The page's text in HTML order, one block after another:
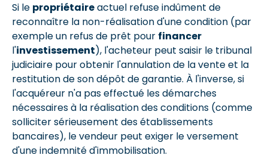
Si le propriétaireactuel refuse indûment de
reconnaître la non-réalisation d'une condition (par
exemple un refus de prêt pour financer
l'investissement), l'acheteur peut saisir le tribunal
judiciaire pour obtenir l'annulation de la vente et la
restitution de son dépôt de garantie. À l'inverse, si
l'acquéreur n'a pas effectué les démarches
nécessaires à la réalisation des conditions (comme
solliciter sérieusement des établissements
bancaires), le vendeur peut exiger le versement
d'une indemnité d'immobilisation.